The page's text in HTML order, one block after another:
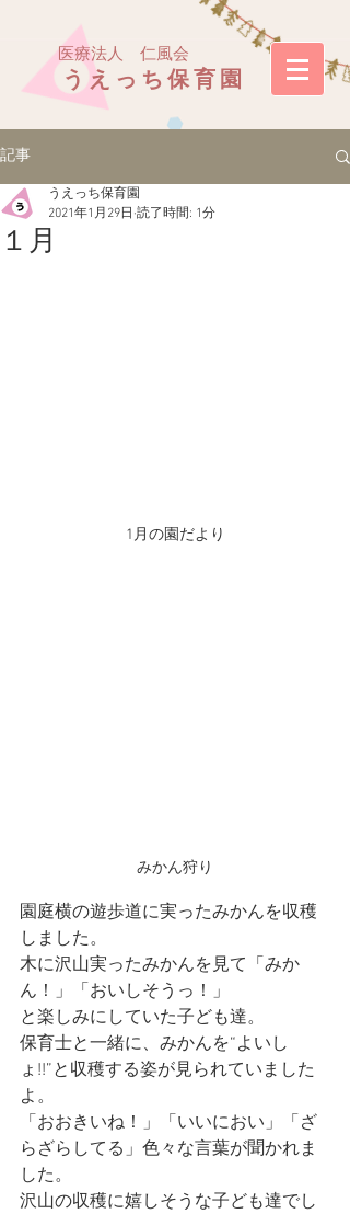
うえっち保育園
医療法人 仁風会
記事
１月
うえっち保育園
2021年1月29日 読了時間: 1分
1月の園だより
みかん狩り
園庭横の遊歩道に実ったみかんを収穫
しました。
木に沢山実ったみかんを見て「みか
ん！」「おいしそうっ！」
と楽しみにしていた子ども達。
保育士と一緒に、みかんを“よいし
ょ!!”と収穫する姿が見られていました
よ。
「おおきいね！」「いいにおい」「ざ
らざらしてる」色々な言葉が聞かれま
した。
沢山の収穫に嬉しそうな子ども達でし